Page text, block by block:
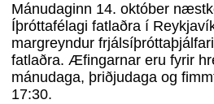
Mánudaginn 14. október
Íþróttafélagi fatlaðra í
margreyndur
fatlaðra. Æfingarnar eru fyrir
mánudaga, þriðjudaga og
17:30.